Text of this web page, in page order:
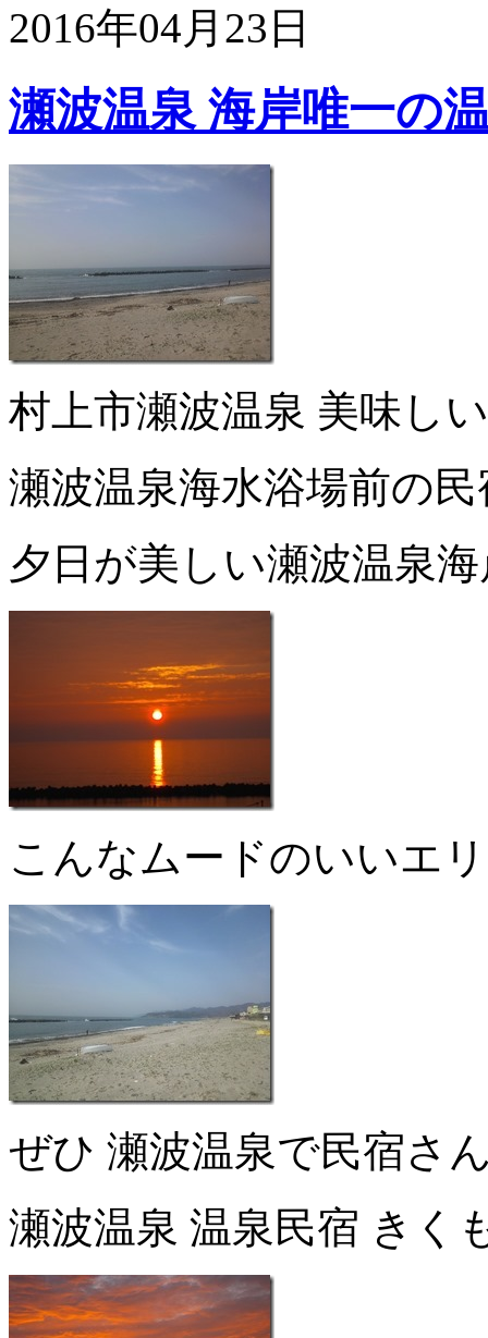
2016年04月23日
瀬波温泉 海岸唯一の
村上市瀬波温泉 美味し
瀬波温泉海水浴場前の民
夕日が美しい瀬波温泉
こんなムードのいいエ
ぜひ 瀬波温泉で民宿さ
瀬波温泉 温泉民宿 きく